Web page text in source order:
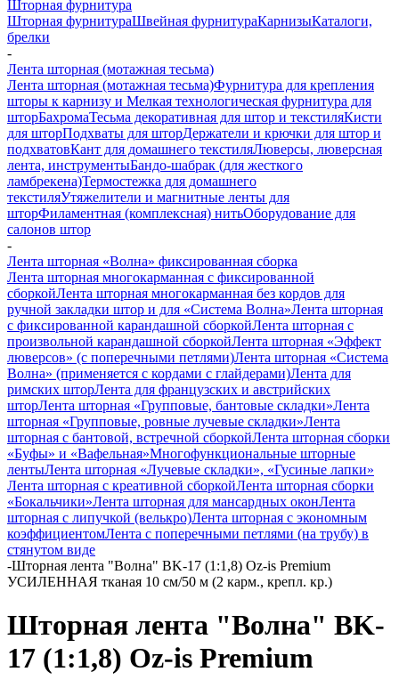
Шторная фурнитура
Шторная фурнитураШвейная фурнитураКарнизыКаталоги,
брелки
-
Лента шторная (мотажная тесьма)
Лента шторная (мотажная тесьма)Фурнитура для крепления
шторы к карнизу и Мелкая технологическая фурнитура для
шторБахромаТесьма декоративная для штор и текстиляКисти
для шторПодхваты для шторДержатели и крючки для штор и
подхватовКант для домашнего текстиляЛюверсы, люверсная
лента, инструментыБандо-шабрак (для жесткого
ламбрекена)Термостежка для домашнего
текстиляУтяжелители и магнитные ленты для
шторФиламентная (комплексная) нитьОборудование для
салонов штор
-
Лента шторная «Волна» фиксированная сборка
Лента шторная многокарманная с фиксированной
сборкойЛента шторная многокарманная без кордов для
ручной закладки штор и для «Система Волна»Лента шторная
с фиксированной карандашной сборкойЛента шторная с
произвольной карандашной сборкойЛента шторная «Эффект
люверсов» (с поперечными петлями)Лента шторная «Система
Волна» (применяется с кордами с глайдерами)Лента для
римских шторЛента для французских и австрийских
шторЛента шторная «Групповые, бантовые складки»Лента
шторная «Групповые, ровные лучевые складки»Лента
шторная с бантовой, встречной сборкойЛента шторная сборки
«Буфы» и «Вафельная»Многофункциональные шторные
лентыЛента шторная «Лучевые складки», «Гусиные лапки»
Лента шторная с креативной сборкойЛента шторная сборки
«Бокальчики»Лента шторная для мансардных оконЛента
шторная с липучкой (велькро)Лента шторная с экономным
коэффициентомЛента с поперечными петлями (на трубу) в
стянутом виде
-Шторная лента "Волна" BK-17 (1:1,8) Oz-is Premium
УСИЛЕННАЯ тканая 10 см/50 м (2 карм., крепл. кр.)
Шторная лента "Волна" BK-
17 (1:1,8) Oz-is Premium